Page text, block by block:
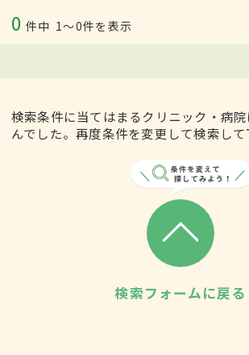
0 件中 1〜0件を表示
検索条件に当てはまるクリニック・病
んでした。再度条件を変更して検索して
検索フォームに戻る